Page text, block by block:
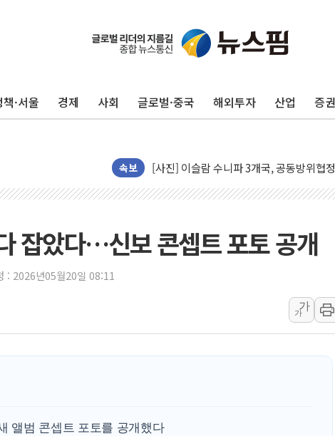
책·서울 경제 사회 글로벌·중국 해외투자 산업 증
속보
이란의 핵심 원유 수출항 '하르그섬', 최
美 고용 쇼크에 엔화 장중 급등…시장은 "
뉴욕증시 프리뷰, 美 고용 쇼크에 금리
[종합] 美 7월 고용 2만3000명 감소 '쇼
뉴욕증시 개장 전 특징주...아틀라시안·
보훈부, 미 DPAA와 MOU… "6·25 미군
특정 정치인 측근 포항시 정책특보 내정설
李 "해남 태양광, 대한민국 다음 100년
李 대통령, '6시간 마라톤 부동산 2차
트럼프, 中 겨냥 폴리실리콘 관세 15%
[사진] 빈살만과 에르도안의 만남
이란와이어 "이란 최고지도자 위독…곧
남동발전, 해남군에 국내 최대 규모
[인도증시] 중동 불안 속 유가 상승에 소
황희 '폐버스 청년주택' SNS 글 역풍에 "
폭염 누그러지고 가뭄 숙지나...경북동해
잡았다…신보 콘셉트 포토 공개
: 2026년05월20일 08:11
가
가
앨범 콘셉트 포토를 공개했다